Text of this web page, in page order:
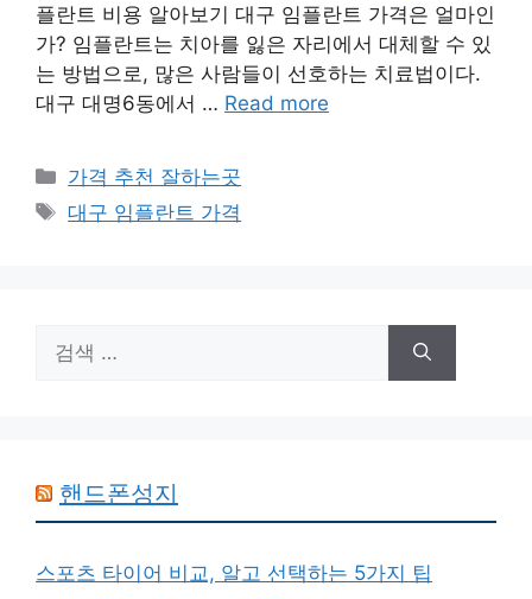
플란트 비용 알아보기 대구 임플란트 가격은 얼마인
가? 임플란트는 치아를 잃은 자리에서 대체할 수 있
는 방법으로, 많은 사람들이 선호하는 치료법이다.
대구 대명6동에서 … Read more
카
테
고
가격 추천 잘하는곳
태
대구 임플란트 가격
색:
핸드폰성지
스포츠 타이어 비교, 알고 선택하는 5가지 팁